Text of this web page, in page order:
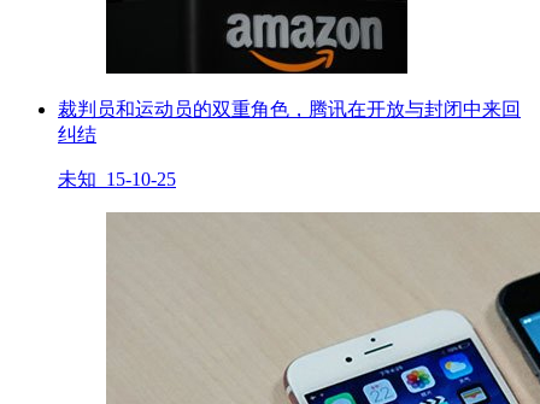
裁判员和运动员的双重角色，腾讯在开放与封闭中来回
纠结
未知 15-10-25